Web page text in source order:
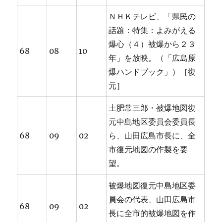
68 08 10
ＮＨＫテレビ、「県民の
話題：特集：よみがえる
爆心（４）被爆から２３
年」を放映。（「広島原
爆ハンドブック」）［復
元］
68 09 02
土肥常三郎・被爆地図復
元中島地区委員会委員長
ら、山田広島市長に、全
市復元地図の作製を要
望。
68 09 02
被爆地図復元中島地区委
員会の代表、山田広島市
長に全市的被爆地図を作